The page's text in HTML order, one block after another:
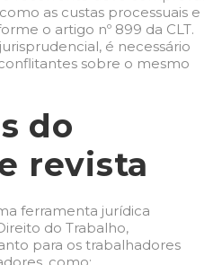
as custas processuais e
o artigo nº 899 da CLT.
é necessário
sobre o mesmo
do
revista
ferramenta jurídica
do Trabalho,
para os trabalhadores